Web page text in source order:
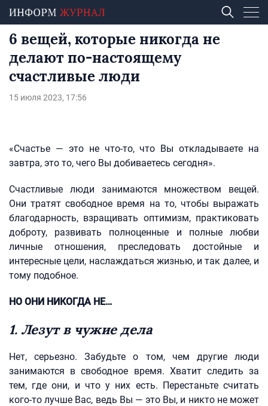
6 вещей, которые никогда не
делают по-настоящему
счастливые люди
15 июля 2023, 17:56
«Счастье — это не что-то, что Вы откладываете на
завтра, это то, чего Вы добиваетесь сегодня».
Счастливые люди занимаются множеством вещей.
Они тратят свободное время на то, чтобы выражать
благодарность, взращивать оптимизм, практиковать
доброту, развивать полноценные и полные любви
личные отношения, преследовать достойные и
интересные цели, наслаждаться жизнью, и так далее, и
тому подобное.
НО ОНИ НИКОГДА НЕ…
1. Лезут в чужие дела
Нет, серьезно. Забудьте о том, чем другие люди
занимаются в свободное время. Хватит следить за
тем, где они, и что у них есть. Перестаньте считать
кого-то лучше Вас, ведь Вы — это Вы, и никто не может